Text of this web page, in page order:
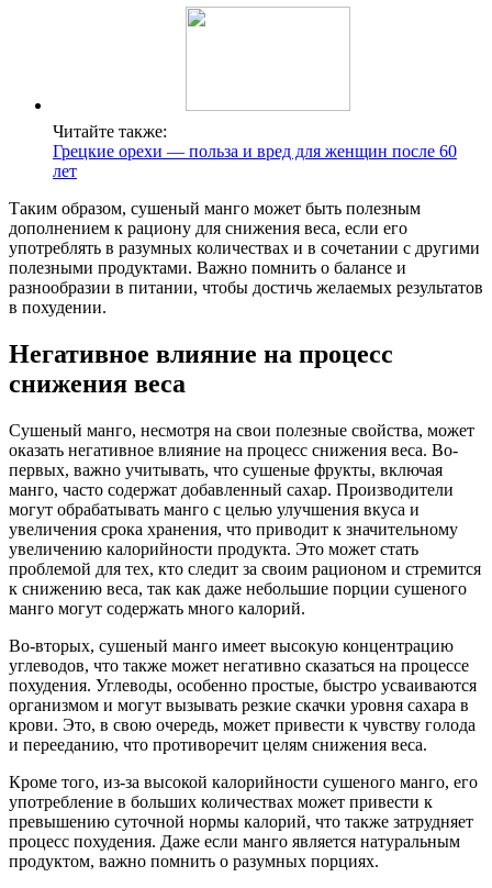
Читайте также:
Грецкие орехи — польза и вред для женщин после 60
лет
Таким образом, сушеный манго может быть полезным
дополнением к рациону для снижения веса, если его
употреблять в разумных количествах и в сочетании с другими
полезными продуктами. Важно помнить о балансе и
разнообразии в питании, чтобы достичь желаемых результатов
в похудении.
Негативное влияние на процесс
снижения веса
Сушеный манго, несмотря на свои полезные свойства, может
оказать негативное влияние на процесс снижения веса. Во-
первых, важно учитывать, что сушеные фрукты, включая
манго, часто содержат добавленный сахар. Производители
могут обрабатывать манго с целью улучшения вкуса и
увеличения срока хранения, что приводит к значительному
увеличению калорийности продукта. Это может стать
проблемой для тех, кто следит за своим рационом и стремится
к снижению веса, так как даже небольшие порции сушеного
манго могут содержать много калорий.
Во-вторых, сушеный манго имеет высокую концентрацию
углеводов, что также может негативно сказаться на процессе
похудения. Углеводы, особенно простые, быстро усваиваются
организмом и могут вызывать резкие скачки уровня сахара в
крови. Это, в свою очередь, может привести к чувству голода
и перееданию, что противоречит целям снижения веса.
Кроме того, из-за высокой калорийности сушеного манго, его
употребление в больших количествах может привести к
превышению суточной нормы калорий, что также затрудняет
процесс похудения. Даже если манго является натуральным
продуктом, важно помнить о разумных порциях.